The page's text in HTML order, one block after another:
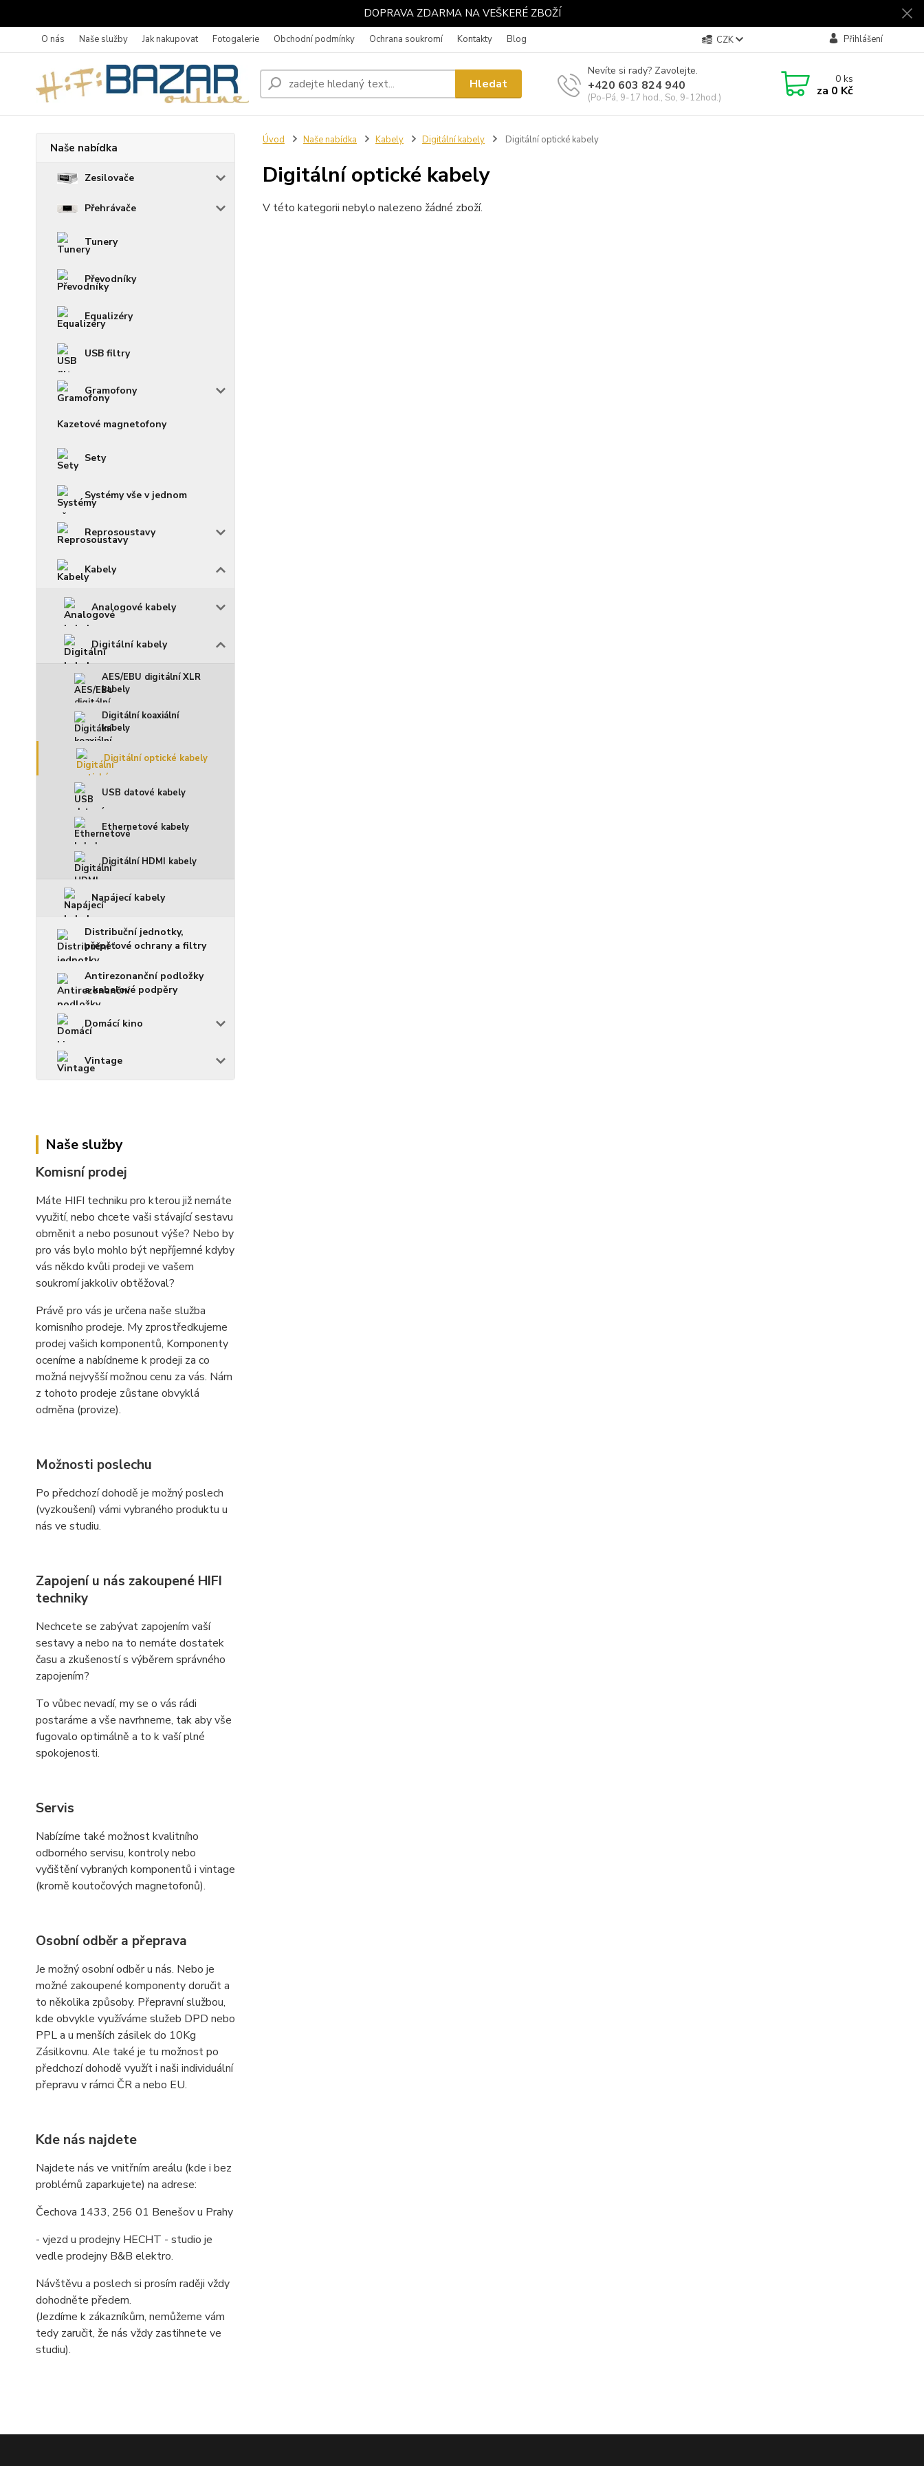
DOPRAVA ZDARMA NA VEŠKERÉ ZBOŽÍ
O nás Naše služby Jak nakupovat Fotogalerie Obchodní podmínky Ochrana soukromí Kontakty Blog CZK Přihlášení
Hledat
Nevíte si rady? Zavolejte.
+420 603 824 940
(Po-Pá, 9-17 hod., So, 9-12hod.)
0ks
za 0 Kč
Naše nabídka
Zesilovače
Přehrávače
Tunery
Převodníky
Equalizéry
USB filtry
Gramofony
Kazetové magnetofony
Sety
Systémy vše v jednom
Reprosoustavy
Kabely
Analogové kabely
Digitální kabely
AES/EBU digitální XLR
kabely
Digitální koaxiální
kabely
Digitální optické kabely
USB datové kabely
Ethernetové kabely
Digitální HDMI kabely
Napájecí kabely
Distribuční jednotky,
přepěťové ochrany a filtry
Antirezonanční podložky
a kabelové podpěry
Domácí kino
Vintage
Naše služby
Komisní prodej
Máte HIFI techniku pro kterou již nemáte
využití, nebo chcete vaši stávající sestavu
obměnit a nebo posunout výše? Nebo by
pro vás bylo mohlo být nepříjemné kdyby
vás někdo kvůli prodeji ve vašem
soukromí jakkoliv obtěžoval?
Právě pro vás je určena naše služba
komisního prodeje. My zprostředkujeme
prodej vašich komponentů, Komponenty
oceníme a nabídneme k prodeji za co
možná nejvyšší možnou cenu za vás. Nám
z tohoto prodeje zůstane obvyklá
odměna (provize).
Možnosti poslechu
Po předchozí dohodě je možný poslech
(vyzkoušení) vámi vybraného produktu u
nás ve studiu.
Zapojení u nás zakoupené HIFI
techniky
Nechcete se zabývat zapojením vaší
sestavy a nebo na to nemáte dostatek
času a zkušeností s výběrem správného
zapojením?
To vůbec nevadí, my se o vás rádi
postaráme a vše navrhneme, tak aby vše
fugovalo optimálně a to k vaší plné
spokojenosti.
Servis
Nabízíme také možnost kvalitního
odborného servisu, kontroly nebo
vyčištění vybraných komponentů i vintage
(kromě koutočových magnetofonů).
Osobní odběr a přeprava
Je možný osobní odběr u nás. Nebo je
možné zakoupené komponenty doručit a
to několika způsoby. Přepravní službou,
kde obvykle využíváme služeb DPD nebo
PPL a u menších zásilek do 10Kg
Zásilkovnu. Ale také je tu možnost po
předchozí dohodě využít i naši individuální
přepravu v rámci ČR a nebo EU.
Kde nás najdete
Najdete nás ve vnitřním areálu (kde i bez
problémů zaparkujete) na adrese:
Čechova 1433, 256 01 Benešov u Prahy
- vjezd u prodejny HECHT - studio je
vedle prodejny B&B elektro.
Návštěvu a poslech si prosím raději vždy
dohodněte předem.
(Jezdíme k zákazníkům, nemůžeme vám
tedy zaručit, že nás vždy zastihnete ve
studiu).
Úvod Naše nabídka Kabely Digitální kabely Digitální optické kabely
Digitální optické kabely
V této kategorii nebylo nalezeno žádné zboží.